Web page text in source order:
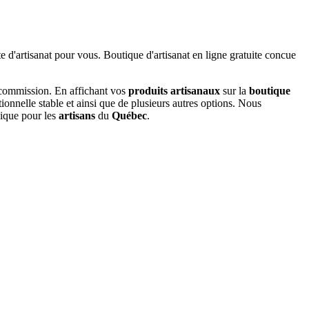
En affichant vos produits artisanaux sur la boutique
stable et ainsi que de plusieurs autres options. Nous
pour les artisans du Québec.